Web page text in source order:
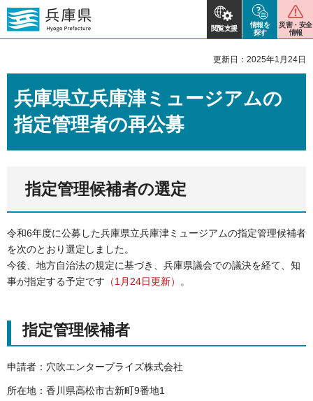
閲覧支援
情報を
探す
災害・安全
情報
更新日：2025年1月24日
兵庫県立兵庫津ミュージアムの
指定管理者の再公募
指定管理候補者の選定
令和6年度に公募した兵庫県立兵庫津ミュージアムの指定管理候補者
を次のとおり選定しました。
今後、地方自治法の規定に基づき、兵庫県議会での議決を経て、知
事が指定する予定です （1月24日更新）。
指定管理候補者
申請者：穴吹エンタープライズ株式会社
所在地：香川県高松市古新町9番地1